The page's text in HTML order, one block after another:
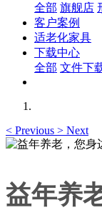
全部 旗舰店
客户案例
适老化家具
下载中心
全部 文件下
< Previous > Next
益年养